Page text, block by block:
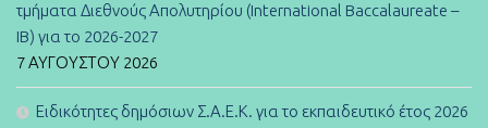
τμήματα Διεθνούς Απολυτηρίου (International Baccalaureate –
IB) για το 2026-2027
7 ΑΥΓΟΎΣΤΟΥ 2026
Ειδικότητες δημόσιων Σ.Α.Ε.Κ. για το εκπαιδευτικό έτος 2026